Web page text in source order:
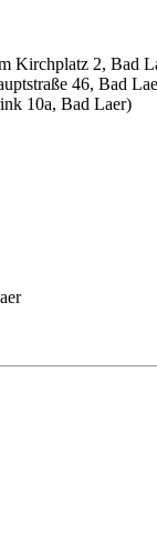
Kirchplatz 2, Bad
46, Bad
10a, Bad Laer)